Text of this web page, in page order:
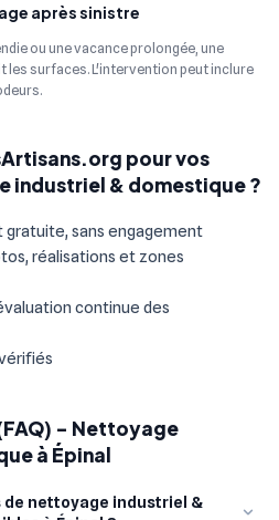
après sinistre
ou une vacance prolongée, une
les surfaces. L'intervention peut inclure
pour vos
industriel & domestique ?
gratuite, sans engagement
réalisations et zones
continue des
- Nettoyage
à Épinal
de nettoyage industriel &